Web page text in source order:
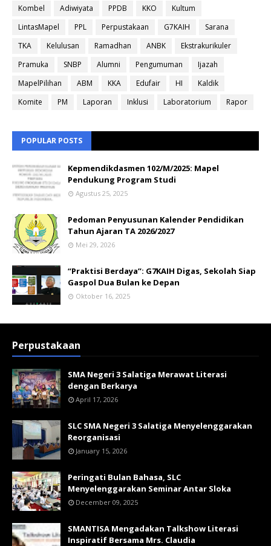
Kombel
Adiwiyata PPDB KKO
Kultum
LintasMapel
PPL Perpustakaan G7KAIH
Sarana
TKA
Kelulusan Ramadhan ANBK
Ekstrakurikuler
Pramuka
SNBP Alumni Pengumuman
Ijazah
MapelPilihan
ABM KKA Edufair HI
Kaldik
Komite
PM Laporan Inklusi Laboratorium Rapor
POPULAR POSTS
Kepmendikdasmen 102/M/2025: Mapel
Pendukung Program Studi
Agustus 25, 2025
Pedoman Penyusunan Kalender Pendidikan
Tahun Ajaran TA 2026/2027
Mei 29, 2026
“Praktisi Berdaya”: G7KAIH Digas, Sekolah Siap
Gaspol Dua Bulan ke Depan
Oktober 16, 2025
Perpustakaan
SMA Negeri 3 Salatiga Merawat Literasi
dengan Berkarya
April 17, 2026
SLC SMA Negeri 3 Salatiga Menyelenggarakan
Reorganisasi
January 15, 2026
Peringati Bulan Bahasa, SLC
Menyelenggarakan Seminar Antar Sloka
December 09, 2025
SMANTISA Mengadakan Talkshow Literasi
Inspiratif Bersama Mrs. Claudia